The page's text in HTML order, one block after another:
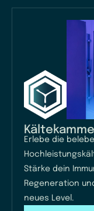
Erlebe die
Stärke dein
Regeneration
neues Level.